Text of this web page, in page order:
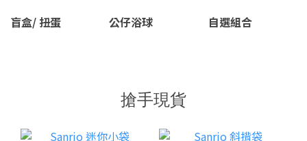
盲盒/ 扭蛋 公仔浴球 自選組合
搶手現貨